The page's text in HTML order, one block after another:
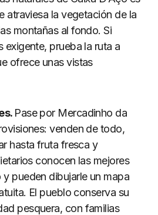
atraviesa la vegetación de la
montañas al fondo. Si
exigente, prueba la ruta a
ofrece unas vistas
Pase por Mercadinho da
venden de todo,
hasta fruta fresca y
conocen las mejores
pueden dibujarle un mapa
El pueblo conserva su
pesquera, con familias